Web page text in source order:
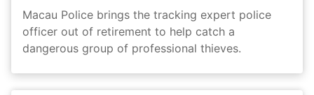
Macau Police brings the tracking expert police
officer out of retirement to help catch a
dangerous group of professional thieves.